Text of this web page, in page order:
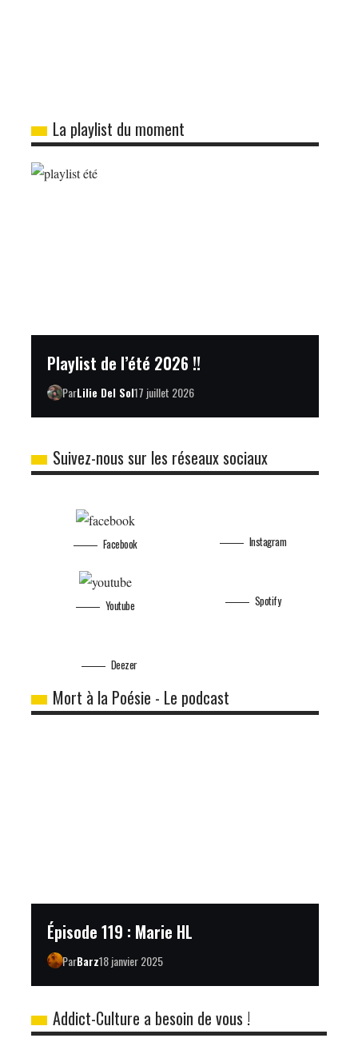
La playlist du moment
Playlist de l’été 2026 !!
ParLilie Del Sol17 juillet 2026
Suivez-nous sur les réseaux sociaux
Facebook
Youtube
Instagram
Spotify
Deezer
Mort à la Poésie - Le podcast
Épisode 119 : Marie HL
ParBarz18 janvier 2025
Addict-Culture a besoin de vous !